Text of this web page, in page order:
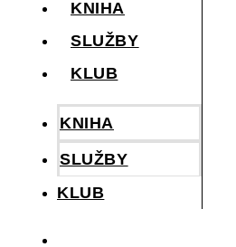
KNIHA
SLUŽBY
KLUB
KNIHA
SLUŽBY
KLUB